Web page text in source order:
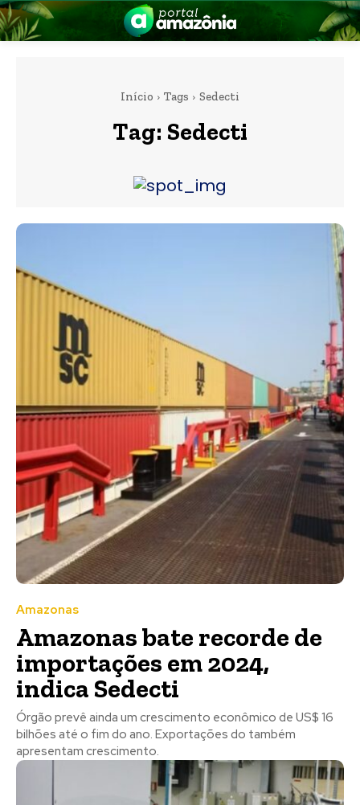
Amazônia
Início Tags Sedecti
Tag: Sedecti
Amazonas
Amazonas bate recorde de
importações em 2024,
indica Sedecti
Órgão prevê ainda um crescimento econômico de US$ 16
bilhões até o fim do ano. Exportações do também
apresentam crescimento.